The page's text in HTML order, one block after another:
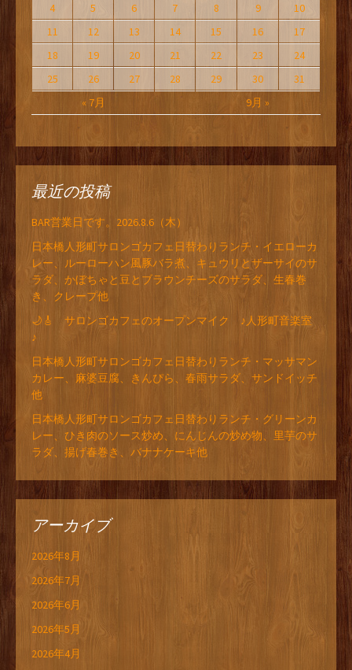
« 7月 9月 »
4
5 6 7 8 9
10
11
12 13 14 15 16
17
18
19 20 21 22 23
24
25
26 27 28 29 30 31
最近の投稿
BAR営業日です。2026.8.6（木）
日本橋人形町サロンゴカフェ日替わりランチ・イエローカ
レー、ルーローハン風豚バラ煮、キュウリとザーサイのサ
ラダ、かぼちゃと豆とブラウンチーズのサラダ、生春巻
き、クレープ他
🌙🎸 サロンゴカフェのオープンマイク ♪人形町音楽室
♪
日本橋人形町サロンゴカフェ日替わりランチ・マッサマン
カレー、麻婆豆腐、きんぴら、春雨サラダ、サンドイッチ
他
日本橋人形町サロンゴカフェ日替わりランチ・グリーンカ
レー、ひき肉のソース炒め、にんじんの炒め物、里芋のサ
ラダ、揚げ春巻き、バナナケーキ他
アーカイブ
2026年8月
2026年7月
2026年6月
2026年5月
2026年4月